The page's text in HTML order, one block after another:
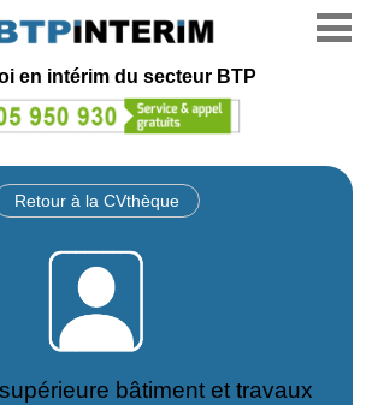
en intérim du secteur BTP
Retour à la CVthèque
bâtiment et travaux